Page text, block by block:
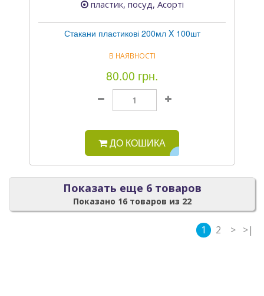
пластик, посуд, Асорті
Стакани пластикові 200мл X 100шт
В НАЯВНОСТІ
80.00 грн.
ДО КОШИКА
Показать еще 6 товаров
Показано 16 товаров из 22
1 2 > >|